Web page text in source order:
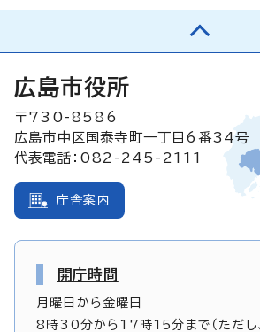
広島市役所
〒730-8586
広島市中区国泰寺町一丁目6番34号
代表電話：082-245-2111
庁舎案内
開庁時間
月曜日から金曜日
8時30分から17時15分まで（ただし